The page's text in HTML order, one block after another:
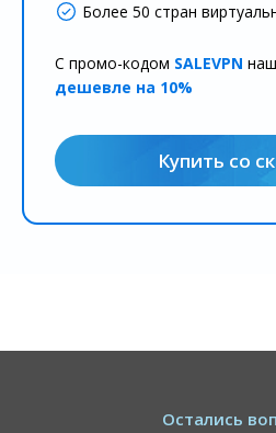
Более 50 стран
С промо-кодом SALEVPN
дешевле на 10%
Купить со
Остались